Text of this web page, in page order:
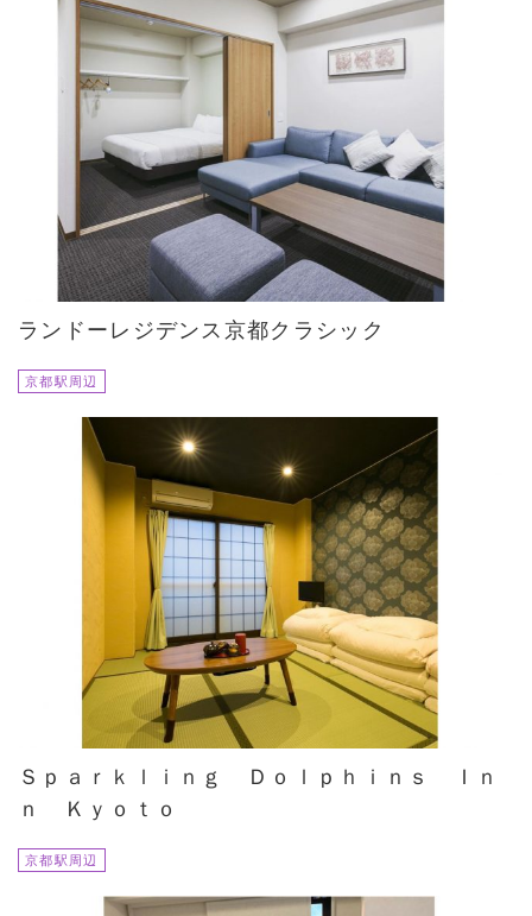
ランドーレジデンス京都クラシック
京都駅周辺
Ｓｐａｒｋｌｉｎｇ Ｄｏｌｐｈｉｎｓ Ｉｎ
ｎ Ｋｙｏｔｏ
京都駅周辺